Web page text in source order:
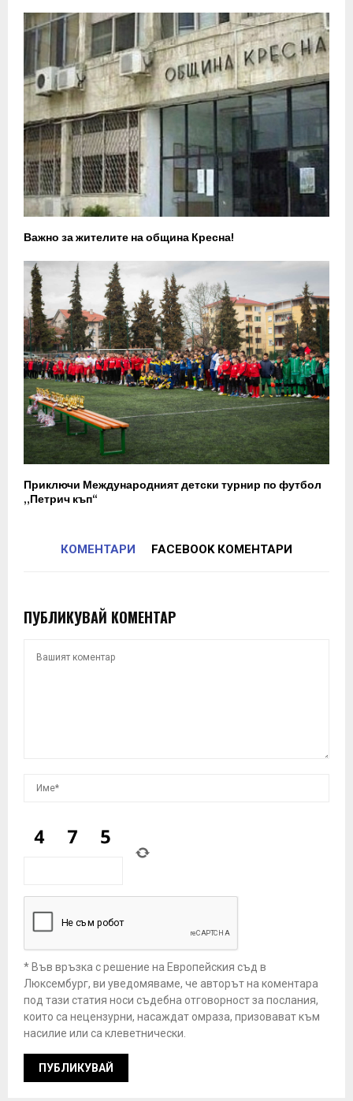
Важно за жителите на община Кресна!
Приключи Международният детски турнир по футбол
„Петрич къп“
КОМЕНТАРИ FACEBOOK КОМЕНТАРИ
ПУБЛИКУВАЙ КОМЕНТАР
* Във връзка с решение на Европейския съд в
Люксембург, ви уведомяваме, че авторът на коментара
под тази статия носи съдебна отговорност за послания,
които са нецензурни, насаждат омраза, призовават към
насилие или са клеветнически.